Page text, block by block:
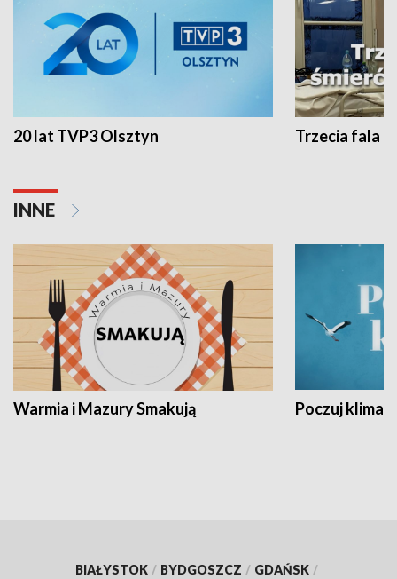
20 lat TVP3 Olsztyn Trzecia fala -
INNE
Warmia i Mazury Smakują Poczuj klimat
BIAŁYSTOK / BYDGOSZCZ / GDAŃSK /